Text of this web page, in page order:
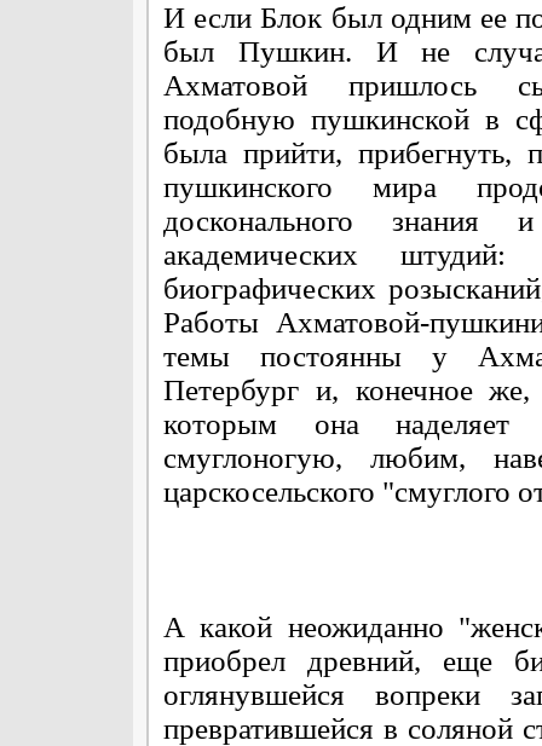
И если Блок был одним ее
был Пушкин. И не
Ахматовой пришлось
подобную пушкинской в
была прийти, прибегнуть,
пушкинского мира
досконального знания
академических штудий:
биографических
Работы Ахматовой-
темы постоянны у
Петербург и, конечное
которым она
смуглоногую, любим,
царскосельского "смуглого
А какой неожиданно
приобрел древний, еще
оглянувшейся вопреки
превратившейся в соляной